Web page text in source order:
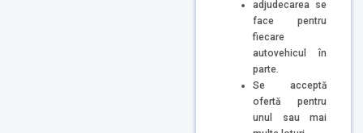
adjudecarea se
face pentru
fiecare
autovehicul în
parte.
Se acceptă
ofertă pentru
unul sau mai